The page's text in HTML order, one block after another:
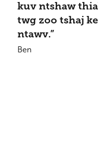
kuv ntshaw
twg zoo tshaj
ntawv.”
Ben